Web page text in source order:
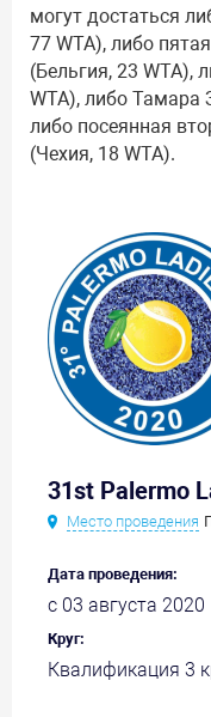
могут достаться
77 WTA), либо
(Бельгия, 23 WTA),
WTA), либо Тамара
либо посеянная
(Чехия, 18 WTA).
31st Palermo
Место проведения
Дата проведения:
с 03 августа 2020
Круг:
Квалификация 3